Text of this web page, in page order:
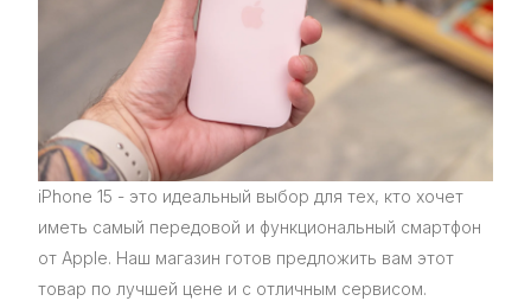
iPhone 15 - это идеальный выбор для тех, кто хочет
иметь самый передовой и функциональный смартфон
от Apple. Наш магазин готов предложить вам этот
товар по лучшей цене и с отличным сервисом.